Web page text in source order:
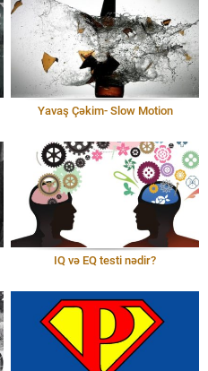
Yavaş Çəkim- Slow Motion
IQ və EQ testi nədir?